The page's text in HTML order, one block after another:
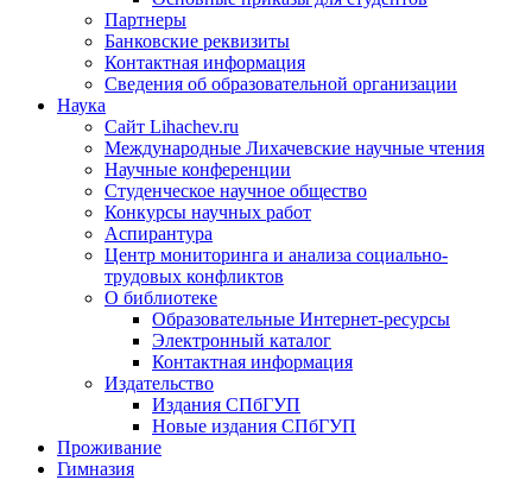
Партнеры
Банковские реквизиты
Контактная информация
Сведения об образовательной организации
Наука
Сайт Lihachev.ru
Международные Лихачевские научные чтения
Научные конференции
Студенческое научное общество
Конкурсы научных работ
Аспирантура
Центр мониторинга и анализа социально-
трудовых конфликтов
О библиотеке
Образовательные Интернет-ресурсы
Электронный каталог
Контактная информация
Издательство
Издания СПбГУП
Новые издания СПбГУП
Проживание
Гимназия